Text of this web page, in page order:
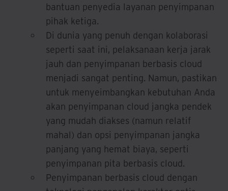
bantuan penyedia layanan penyimpanan
pihak ketiga.
Di dunia yang penuh dengan kolaborasi
seperti saat ini, pelaksanaan kerja jarak
jauh dan penyimpanan berbasis cloud
menjadi sangat penting. Namun, pastikan
untuk menyeimbangkan kebutuhan Anda
akan penyimpanan cloud jangka pendek
yang mudah diakses (namun relatif
mahal) dan opsi penyimpanan jangka
panjang yang hemat biaya, seperti
penyimpanan pita berbasis cloud.
Penyimpanan berbasis cloud dengan